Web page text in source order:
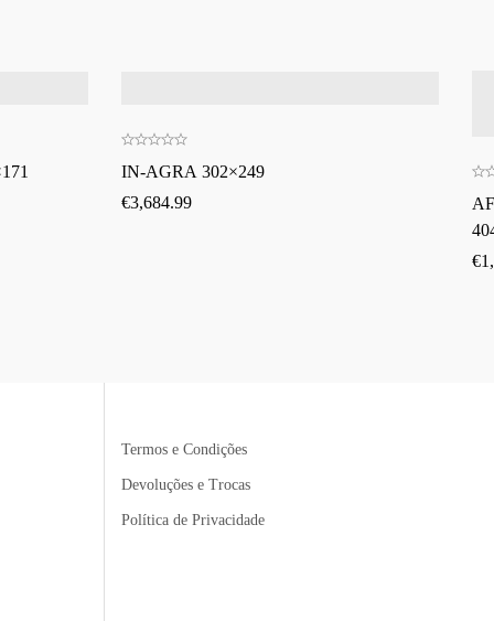
IN-AGRA 302×249
€3,684.99
€
Termos e Condições
Devoluções e Trocas
Política de Privacidade